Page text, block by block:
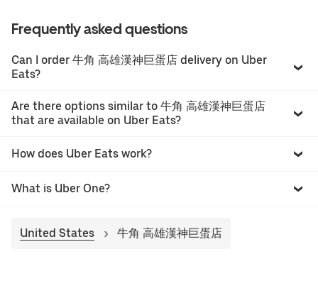
Frequently asked questions
Can I order 牛角 高雄漢神巨蛋店 delivery on Uber
Eats?
Are there options similar to 牛角 高雄漢神巨蛋店
that are available on Uber Eats?
How does Uber Eats work?
What is Uber One?
United States 牛角 高雄漢神巨蛋店